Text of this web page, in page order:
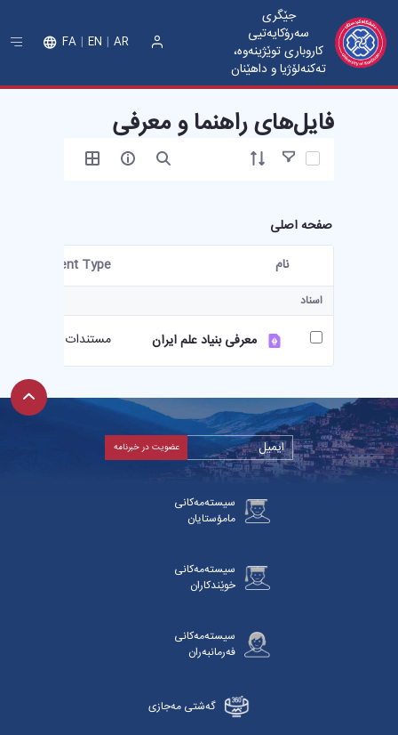
جێگری
سەرۆکایەتیی
کاروباری توێژینەوە،
تەکنەلۆژیا و داهێنان
FA EN AR
فایل‌های راهنما و معرفی
آیتم ها را انتخاب کنید
صفحه اصلی
کاربر انتخاب شده
نام Document Type
اسناد
معرفی بنیاد علم ایران مستندات پایه
سیستەمەکانی
مامۆستایان
سیستەمەکانی
خوێندکاران
سیستەمەکانی
فەرمانبەران
گەشتی مەجازی